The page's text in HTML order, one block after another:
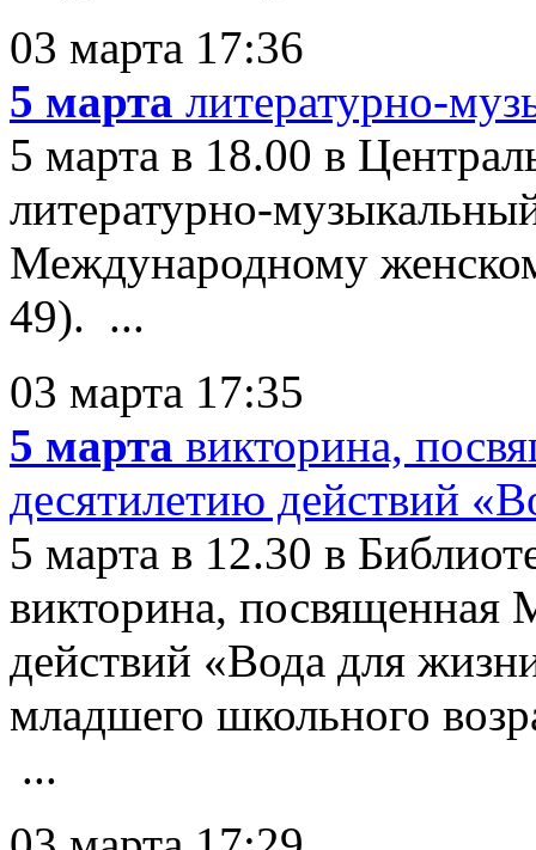
03 марта 17:36
5 марта литературно-
5 марта в 18.00 в
литературно-
Международному
49). ...
03 марта 17:35
5 марта викторина,
десятилетию действий
5 марта в 12.30 в
викторина, посвященная
действий «Вода для
младшего школьного
...